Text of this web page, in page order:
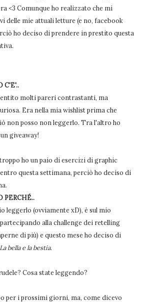
<3 Comunque ho realizzato che mi
delle mie attuali letture (e no, facebook
ho deciso di prendere in prestito questa
C'E'..
molti pareri contrastanti, ma
Era nella mia wishlist prima che
non posso non leggerlo. Tra l'altro ho
giveaway!
ho un paio di esercizi di graphic
questa settimana, perciò ho deciso di
PERCHÉ..
leggerlo (ovviamente xD), è sul mio
alla challenge dei retelling
di più) e questo mese ho deciso di
La bella e la bestia.
Cosa state leggendo?
per i prossimi giorni, ma, come dicevo